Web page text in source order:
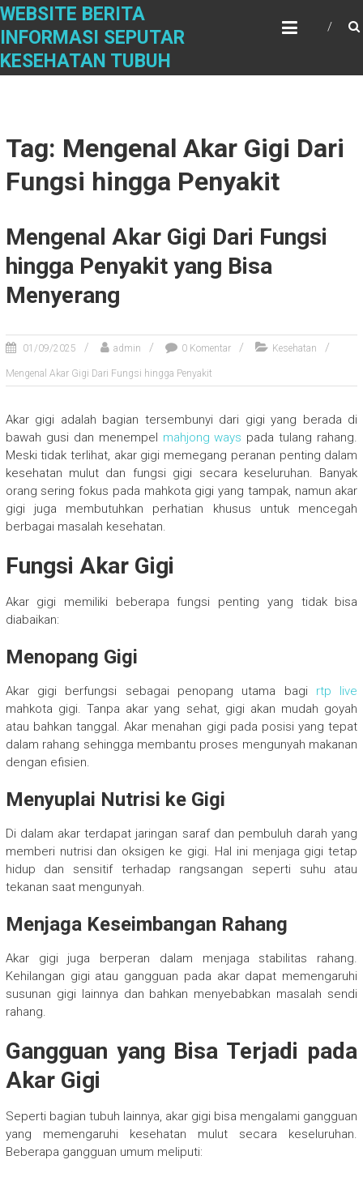
Skip
content
WEBSITE BERITA
INFORMASI SEPUTAR
KESEHATAN TUBUH
Tag: Mengenal Akar Gigi Dari
Fungsi hingga Penyakit
Mengenal Akar Gigi Dari Fungsi
hingga Penyakit yang Bisa
Menyerang
01/09/2025 admin 0 Komentar Kesehatan
Mengenal Akar Gigi Dari Fungsi hingga Penyakit
Akar gigi adalah bagian tersembunyi dari gigi yang berada di
bawah gusi dan menempel mahjong ways pada tulang rahang.
Meski tidak terlihat, akar gigi memegang peranan penting dalam
kesehatan mulut dan fungsi gigi secara keseluruhan. Banyak
orang sering fokus pada mahkota gigi yang tampak, namun akar
gigi juga membutuhkan perhatian khusus untuk mencegah
berbagai masalah kesehatan.
Fungsi Akar Gigi
Akar gigi memiliki beberapa fungsi penting yang tidak bisa
diabaikan:
Menopang Gigi
Akar gigi berfungsi sebagai penopang utama bagi rtp live
mahkota gigi. Tanpa akar yang sehat, gigi akan mudah goyah
atau bahkan tanggal. Akar menahan gigi pada posisi yang tepat
dalam rahang sehingga membantu proses mengunyah makanan
dengan efisien.
Menyuplai Nutrisi ke Gigi
Di dalam akar terdapat jaringan saraf dan pembuluh darah yang
memberi nutrisi dan oksigen ke gigi. Hal ini menjaga gigi tetap
hidup dan sensitif terhadap rangsangan seperti suhu atau
tekanan saat mengunyah.
Menjaga Keseimbangan Rahang
Akar gigi juga berperan dalam menjaga stabilitas rahang.
Kehilangan gigi atau gangguan pada akar dapat memengaruhi
susunan gigi lainnya dan bahkan menyebabkan masalah sendi
rahang.
Gangguan yang Bisa Terjadi pada
Akar Gigi
Seperti bagian tubuh lainnya, akar gigi bisa mengalami gangguan
yang memengaruhi kesehatan mulut secara keseluruhan.
Beberapa gangguan umum meliputi: